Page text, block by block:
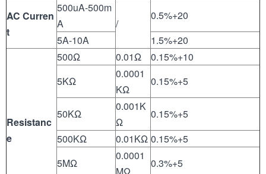
AC Curren
t
500uA-500m
A
/
0.5%+20
5A-10A
1.5%+20
Resistanc
e
500Ω 0.01Ω
0.15%+10
5KΩ
0.0001
KΩ
0.15%+5
50KΩ
0.001K
Ω
0.15%+5
500KΩ
0.01KΩ 0.15%+5
5MΩ
0.0001
0.3%+5